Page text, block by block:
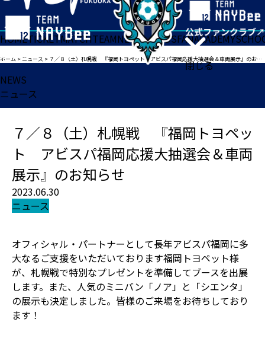
閉じる
HOMETICKETMATCHTEAMNEWSGOODSFANACADEMY
ホーム >ニュース > ７／８（土）札幌戦 『福岡トヨペット アビスパ福岡応援大抽選会＆車両展示』のお知らせ
NEWS
ニュース
７／８（土）札幌戦 『福岡トヨペッ
ト アビスパ福岡応援大抽選会＆車両
展示』のお知らせ
2023.06.30
ニュース
オフィシャル・パートナーとして長年アビスパ福岡に多
大なるご支援をいただいております福岡トヨペット様
が、札幌戦で特別なプレゼントを準備してブースを出展
します。また、人気のミニバン「ノア」と「シエンタ」
の展示も決定しました。皆様のご来場をお待ちしており
ます！